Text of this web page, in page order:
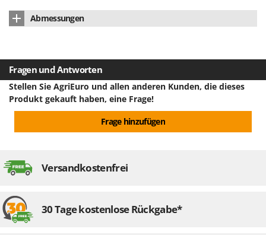
Reber
Resto Italia
Ribimex
Ripartrak
Ritter
River Systems
Rossofuoco
Ryobi
Abmessungen
Nettogewicht 4 kg
Verpackung Originalverpackung
Abmessung Verpackung/en cm (LxBxH)
Gesamtgewicht mit Verpackung
Fragen und Antworten
Stellen Sie AgriEuro und allen anderen Kunden, die dieses
Produkt gekauft haben, eine Frage!
Frage hinzufügen
Versandkostenfrei
30 Tage kostenlose Rückgabe*